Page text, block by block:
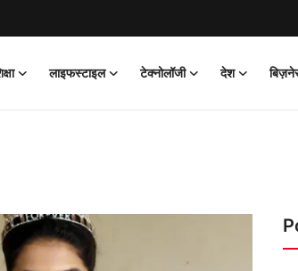
लाइफस्टाइल टेक्नोलॉजी देश